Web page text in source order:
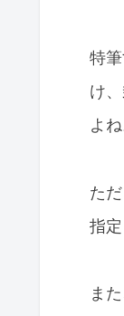
特
け
よね
た
指
ま